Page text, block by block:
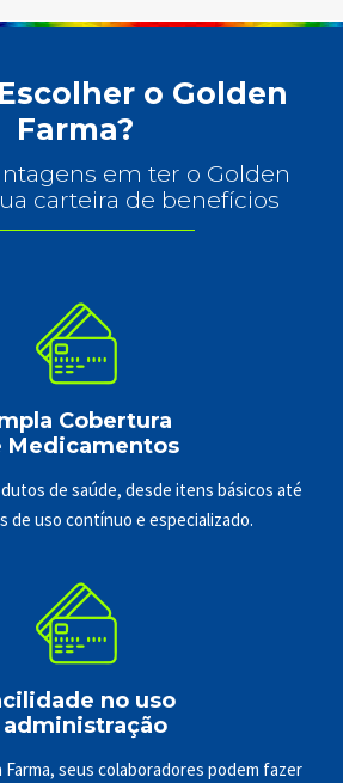
o Golden
Farma?
em ter o Golden
carteira de benefícios
Cobertura
Medicamentos
de saúde, desde itens básicos até
de uso contínuo e especializado.
no uso
administração
Farma, seus colaboradores podem fazer